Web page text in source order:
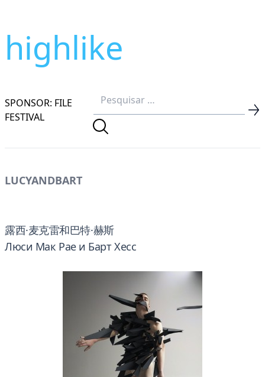
highlike
SPONSOR: FILE
FESTIVAL
LUCYANDBART
露西·麦克雷和巴特·赫斯
Люси Мак Рае и Барт Хесс